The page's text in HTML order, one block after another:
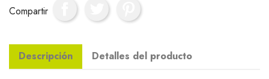
Compartir
Descripción Detalles del producto